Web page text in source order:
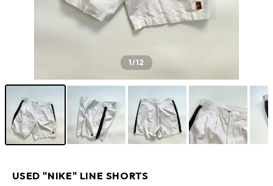
1/12
USED "NIKE" LINE SHORTS